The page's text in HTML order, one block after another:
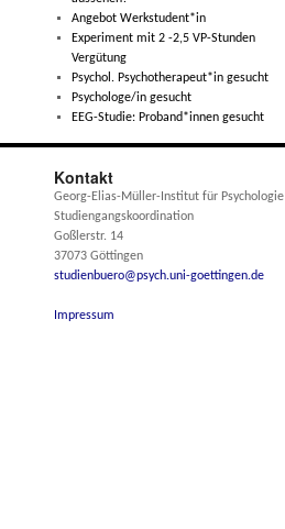
Angebot Werkstudent*in
Experiment mit 2 -2,5 VP-Stunden
Vergütung
Psychol. Psychotherapeut*in gesucht
Psychologe/in gesucht
EEG-Studie: Proband*innen gesucht
Kontakt
Georg-Elias-Müller-Institut für Psychologie
Studiengangskoordination
Goßlerstr. 14
37073 Göttingen
studienbuero@psych.uni-goettingen.de
Impressum